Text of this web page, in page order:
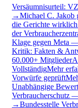
Versäumnisurteil:
→Michael C. Jakob
die Gerichte wirklich
der
Klage gegen Meta
Kritik: Fakten &
60.000+ Mitglieder
VollständigMehr
Vorwürfe geprüft
Unabhängige
Verbraucherschutz
→Bundesstelle